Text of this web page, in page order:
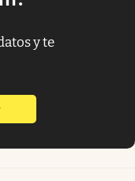
y te
abre en nueva pestaña